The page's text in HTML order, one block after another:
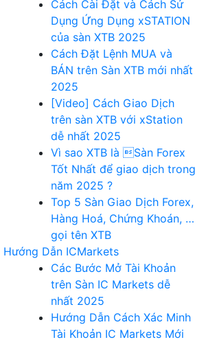
Cách Cài Đặt và Cách Sử
Dụng Ứng Dụng xSTATION
của sàn XTB 2025
Cách Đặt Lệnh MUA và
BÁN trên Sàn XTB mới nhất
2025
[Video] Cách Giao Dịch
trên sàn XTB với xStation
dễ nhất 2025
Vì sao XTB là Sàn Forex
Tốt Nhất để giao dịch trong
năm 2025 ?
Top 5 Sàn Giao Dịch Forex,
Hàng Hoá, Chứng Khoán, …
gọi tên XTB
Hướng Dẫn ICMarkets
Các Bước Mở Tài Khoản
trên Sàn IC Markets dễ
nhất 2025
Hướng Dẫn Cách Xác Minh
Tài Khoản IC Markets Mới